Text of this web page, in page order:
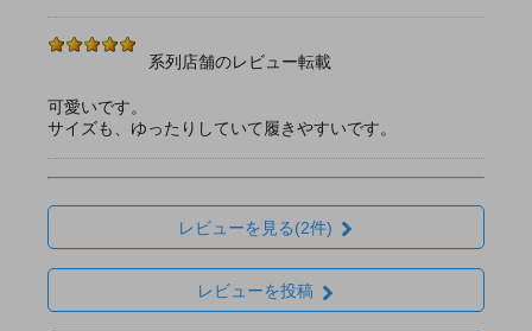
系列店舗のレビュー転載
可愛いです。
サイズも、ゆったりしていて履きやすいです。
レビューを見る(2件)
レビューを投稿